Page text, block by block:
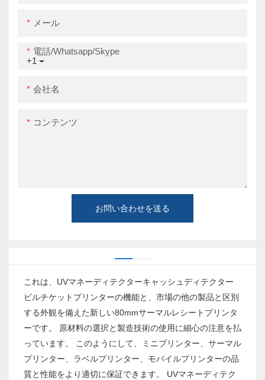
メール
+1
電話/whatsapp/skype
会社名
コンテンツ
お問い合わせを送る
これは、UVマネーディテクターキャッシュディテクター
ビルチケットプリンターの機能と、市場の他の製品と区別
する外観を備えた新しい80mmサーマルレシートプリンタ
ーです。 原材料の選択と製造技術の使用に細心の注意を払
っています。 このようにして、ミニプリンター、サーマル
プリンター、ラベルプリンター、モバイルプリンターの品
質と性能をより適切に保証できます。 UVマネーディテク